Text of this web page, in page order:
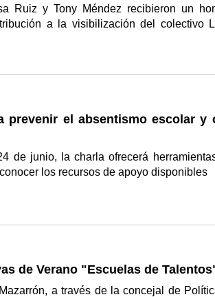
Ruiz y Tony Méndez recibieron un
a la visibilización del colectivo
prevenir el absentismo escolar y
de junio, la charla ofrecerá
los recursos de apoyo disponibles
de Verano "Escuelas de
a través de la concejal de